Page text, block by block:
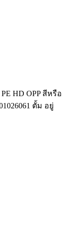
HD OPP สีหรือ
ตั้ม อยู่